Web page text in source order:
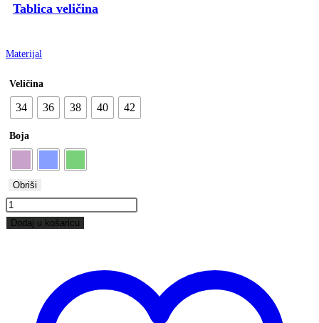
Tablica veličina
Materijal
Veličina
34 36 38 40 42
Boja
Obriši
Nova
količina
Dodaj u košaricu